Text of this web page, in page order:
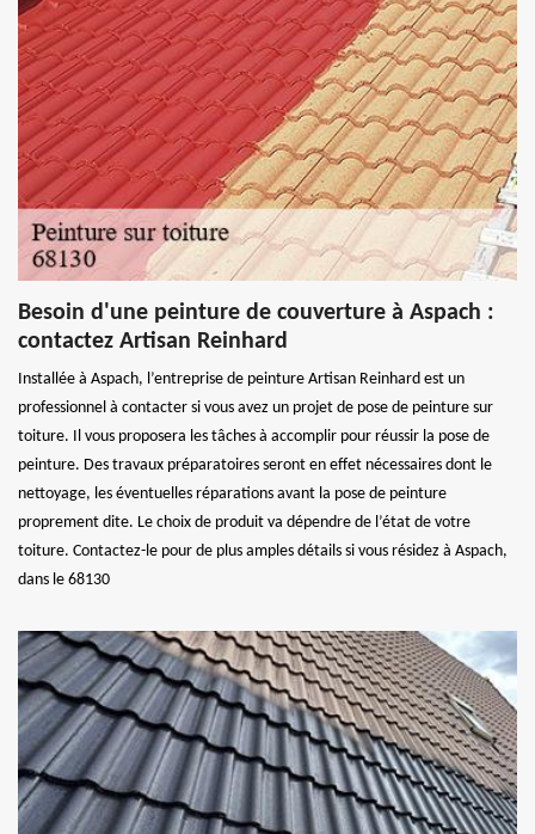
Besoin d'une peinture de couverture à Aspach :
contactez Artisan Reinhard
Installée à Aspach, l’entreprise de peinture Artisan Reinhard est un
professionnel à contacter si vous avez un projet de pose de peinture sur
toiture. Il vous proposera les tâches à accomplir pour réussir la pose de
peinture. Des travaux préparatoires seront en effet nécessaires dont le
nettoyage, les éventuelles réparations avant la pose de peinture
proprement dite. Le choix de produit va dépendre de l’état de votre
toiture. Contactez-le pour de plus amples détails si vous résidez à Aspach,
dans le 68130